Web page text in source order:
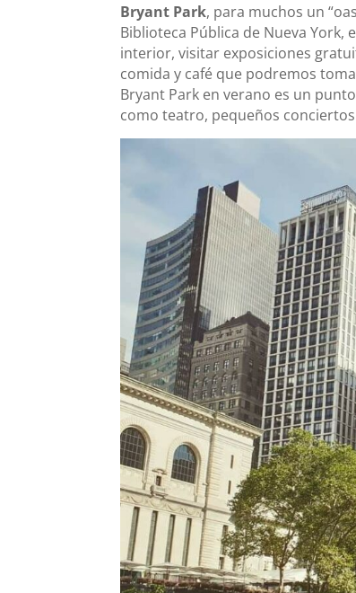
Bryant Park, para muchos un
Biblioteca Pública de Nueva
interior, visitar exposiciones
comida y café que podremos
Bryant Park en verano es un
como teatro, pequeños